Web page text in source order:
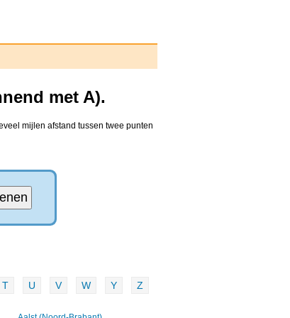
met A).
mijlen afstand tussen twee punten
T U V W Y Z